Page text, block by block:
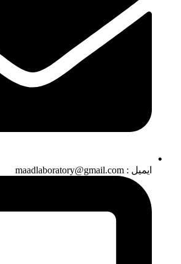
ایمیل : maadlaboratory@gmail.com